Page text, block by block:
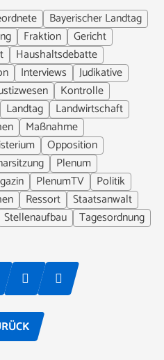
Bayerischer Landtag
Fraktion
Gericht
Haushaltsdebatte
Interviews
Judikative
Kontrolle
Landtag
Landwirtschaft
Maßnahme
Opposition
Plenum
PlenumTV
Politik
Ressort
Staatsanwalt
Stellenaufbau
Tagesordnung